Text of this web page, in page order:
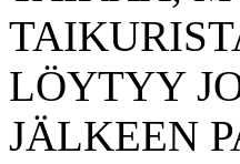
LÖYTYY
JÄLKEEN